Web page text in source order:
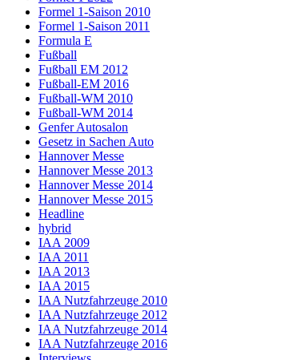
Formel 1-Saison 2010
Formel 1-Saison 2011
Formula E
Fußball
Fußball EM 2012
Fußball-EM 2016
Fußball-WM 2010
Fußball-WM 2014
Genfer Autosalon
Gesetz in Sachen Auto
Hannover Messe
Hannover Messe 2013
Hannover Messe 2014
Hannover Messe 2015
Headline
hybrid
IAA 2009
IAA 2011
IAA 2013
IAA 2015
IAA Nutzfahrzeuge 2010
IAA Nutzfahrzeuge 2012
IAA Nutzfahrzeuge 2014
IAA Nutzfahrzeuge 2016